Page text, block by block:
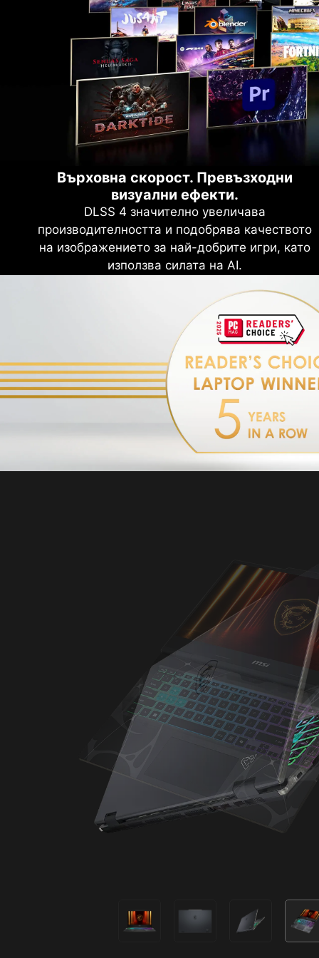
Върховна скорост. Превъзходни
визуални ефекти.
DLSS 4 значително увеличава
производителността и подобрява качеството
на изображението за най-добрите игри, като
използва силата на AI.